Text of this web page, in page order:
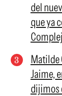
del
que ya
Matilde
Jaime,
dijimos